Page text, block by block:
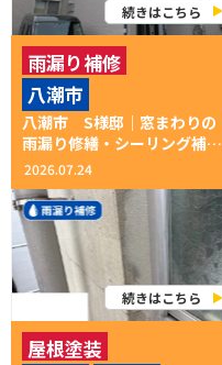
続きはこちら
八潮市 S様邸｜窓まわりの
雨漏り修繕・シーリング補修
工事
2026.07.24
続きはこちら
雨漏り補修
八潮市
屋根塗装